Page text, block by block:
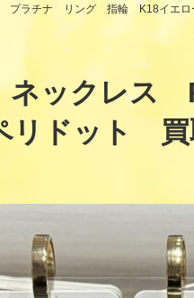
ラチナ リング 指輪 K18イエロ
ネックレ
リドット 買